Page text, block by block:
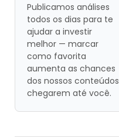
Publicamos análises
todos os dias para te
ajudar a investir
melhor — marcar
como favorita
aumenta as chances
dos nossos conteúdos
chegarem até você.